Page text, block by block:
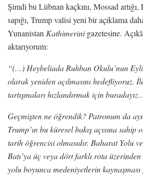
Şimdi bu Lübnan kaçkını, Mossad
sapığı, Trump valisi yeni bir açıklama
Yunanistan Kathimerinigazetesine.
aktarıyorum:
“(…) Heybeliada Ruhban Okulu’nun
olarak yeniden açılmasını hedefliyoruz.
tartışmaları hızlandırmak için
Geçmişten ne öğrendik? Patronum da
Trump’ın bu küresel bakış açısına
tarih öğrencisi olmasıdır. Baharat Yolu
Batı’ya üç veya dört farklı rota
yolu boyunca medeniyetlerin